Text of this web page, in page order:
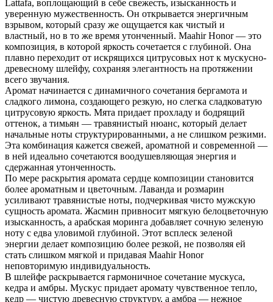
Lattafa, воплощающий в себе свежесть, изысканность и
уверенную мужественность. Он открывается энергичным
взрывом, который сразу же ощущается как чистый и
властный, но в то же время утонченный. Maahir Honor — это
композиция, в которой яркость сочетается с глубиной. Она
плавно переходит от искрящихся цитрусовых нот к мускусно-
древесному шлейфу, сохраняя элегантность на протяжении
всего звучания.
Аромат начинается с динамичного сочетания бергамота и
сладкого лимона, создающего резкую, но слегка сладковатую
цитрусовую яркость. Мята придает прохладу и бодрящий
оттенок, а тимьян — травянистый нюанс, который делает
начальные ноты структурированными, а не слишком резкими.
Эта комбинация кажется свежей, ароматной и современной —
в ней идеально сочетаются воодушевляющая энергия и
сдержанная утонченность.
По мере раскрытия аромата сердце композиции становится
более ароматным и цветочным. Лаванда и розмарин
усиливают травянистые ноты, подчеркивая чисто мужскую
сущность аромата. Жасмин привносит мягкую белоцветочную
изысканность, а арабская моринга добавляет сочную зеленую
ноту с едва уловимой глубиной. Этот всплеск зеленой
энергии делает композицию более резкой, не позволяя ей
стать слишком мягкой и придавая Maahir Honor
неповторимую индивидуальность.
В шлейфе раскрывается гармоничное сочетание мускуса,
кедра и амбры. Мускус придает аромату чувственное тепло,
кедр — чистую древесную структуру, а амбра — нежное